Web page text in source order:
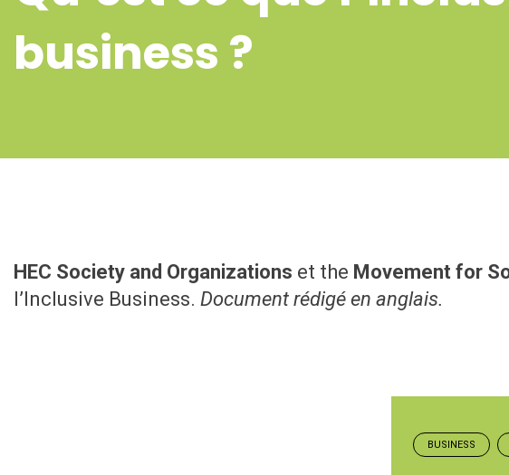
business ?
HEC Society and Organizations et the Movement for
l’Inclusive Business. Document rédigé en anglais.
BUSINESS